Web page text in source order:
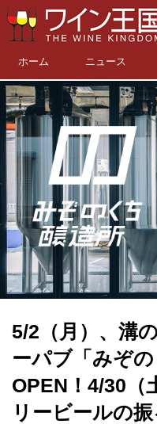
ホーム ニュース
5/2（月）、溝
ーパブ「みぞの
OPEN！4/30（
リービールの